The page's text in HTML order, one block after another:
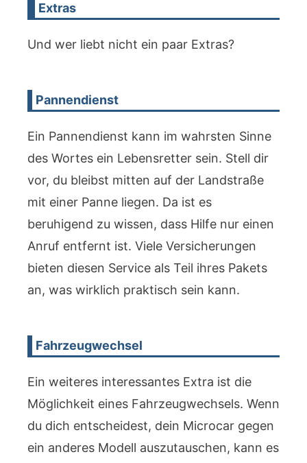
Extras
Und wer liebt nicht ein paar Extras?
Pannendienst
Ein Pannendienst kann im wahrsten Sinne
des Wortes ein Lebensretter sein. Stell dir
vor, du bleibst mitten auf der Landstraße
mit einer Panne liegen. Da ist es
beruhigend zu wissen, dass Hilfe nur einen
Anruf entfernt ist. Viele Versicherungen
bieten diesen Service als Teil ihres Pakets
an, was wirklich praktisch sein kann.
Fahrzeugwechsel
Ein weiteres interessantes Extra ist die
Möglichkeit eines Fahrzeugwechsels. Wenn
du dich entscheidest, dein Microcar gegen
ein anderes Modell auszutauschen, kann es